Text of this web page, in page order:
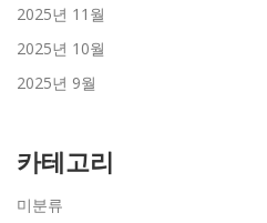
2025년 11월
2025년 10월
2025년 9월
카테고리
미분류